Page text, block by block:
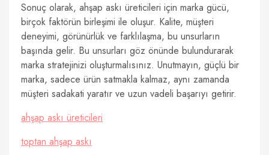
Sonuç olarak, ahşap askı üreticileri için marka gücü,
birçok faktörün birleşimi ile oluşur. Kalite, müşteri
deneyimi, görünürlük ve farklılaşma, bu unsurların
başında gelir. Bu unsurları göz önünde bulundurarak
marka stratejinizi oluşturmalısınız. Unutmayın, güçlü bir
marka, sadece ürün satmakla kalmaz, aynı zamanda
müşteri sadakati yaratır ve uzun vadeli başarıyı getirir.
ahşap askı üreticileri
toptan ahşap askı